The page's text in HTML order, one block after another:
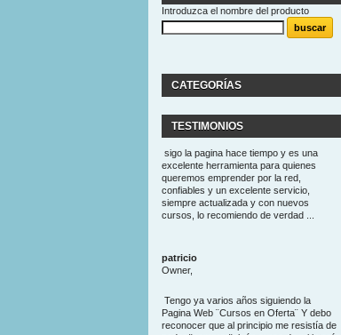
Introduzca el nombre del producto
CATEGORÍAS
TESTIMONIOS
sigo la pagina hace tiempo y es una
excelente herramienta para quienes
queremos emprender por la red,
confiables y un excelente servicio,
siempre actualizada y con nuevos
cursos, lo recomiendo de verdad ...
patricio
Owner,
Tengo ya varios años siguiendo la
Pagina Web ¨Cursos en Oferta¨ Y debo
reconocer que al principio me resistía de